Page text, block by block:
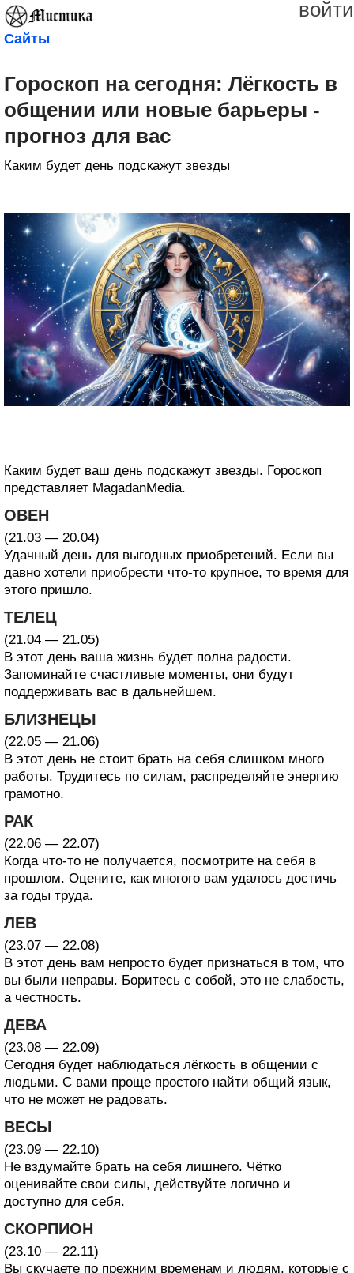
войти
Сайты
Гороскоп на сегодня: Лёгкость в
общении или новые барьеры -
прогноз для вас
Каким будет день подскажут звезды
Каким будет ваш день подскажут звезды. Гороскоп
представляет MagadanMedia.
ОВЕН
(21.03 — 20.04)
Удачный день для выгодных приобретений. Если вы
давно хотели приобрести что-то крупное, то время для
этого пришло.
ТЕЛЕЦ
(21.04 — 21.05)
В этот день ваша жизнь будет полна радости.
Запоминайте счастливые моменты, они будут
поддерживать вас в дальнейшем.
БЛИЗНЕЦЫ
(22.05 — 21.06)
В этот день не стоит брать на себя слишком много
работы. Трудитесь по силам, распределяйте энергию
грамотно.
РАК
(22.06 — 22.07)
Когда что-то не получается, посмотрите на себя в
прошлом. Оцените, как многого вам удалось достичь
за годы труда.
ЛЕВ
(23.07 — 22.08)
В этот день вам непросто будет признаться в том, что
вы были неправы. Боритесь с собой, это не слабость,
а честность.
ДЕВА
(23.08 — 22.09)
Сегодня будет наблюдаться лёгкость в общении с
людьми. С вами проще простого найти общий язык,
что не может не радовать.
ВЕСЫ
(23.09 — 22.10)
Не вздумайте брать на себя лишнего. Чётко
оценивайте свои силы, действуйте логично и
доступно для себя.
СКОРПИОН
(23.10 — 22.11)
Вы скучаете по прежним временам и людям, которые с